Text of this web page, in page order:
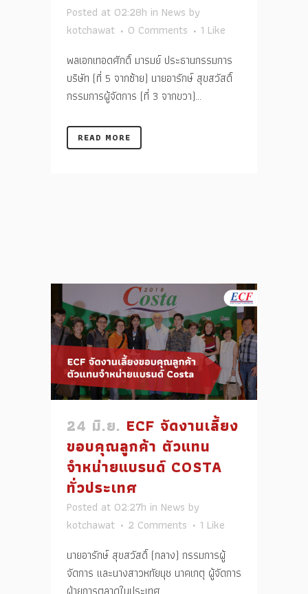
Posted at 02:28h in News by
kotchawat
0 Comments 1 Like
พลเอกเทอดศักดิ์ มารมย์ ประธานกรรมการ
บริษัท (ที่ 5 จากซ้าย) นายอารักษ์ สุขสวัสดิ์
กรรมการผู้จัดการ (ที่ 3 จากขวา)...
READ MORE
24 มิ.ย. ECF จัดงานเลี้ยง
ขอบคุณลูกค้า ตัวแทน
จำหน่ายแบรนด์ COSTA
ทั่วประเทศ
Posted at 02:27h in News by
kotchawat
2 Comments 1 Like
นายอารักษ์ สุขสวัสดิ์ (กลาง) กรรมการผู้
จัดการ และนางสาวหทัยนุช นาคเกตุ ผู้จัดการ